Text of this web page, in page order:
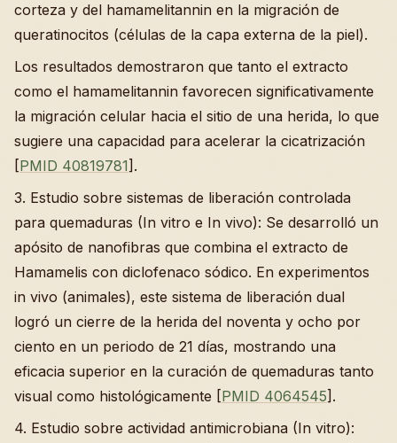
corteza y del hamamelitannin en la migración de
queratinocitos (células de la capa externa de la piel).
Los resultados demostraron que tanto el extracto
como el hamamelitannin favorecen significativamente
la migración celular hacia el sitio de una herida, lo que
sugiere una capacidad para acelerar la cicatrización
[PMID 40819781].
3. Estudio sobre sistemas de liberación controlada
para quemaduras (In vitro e In vivo): Se desarrolló un
apósito de nanofibras que combina el extracto de
Hamamelis con diclofenaco sódico. En experimentos
in vivo (animales), este sistema de liberación dual
logró un cierre de la herida del noventa y ocho por
ciento en un periodo de 21 días, mostrando una
eficacia superior en la curación de quemaduras tanto
visual como histológicamente [PMID 4064545].
4. Estudio sobre actividad antimicrobiana (In vitro):